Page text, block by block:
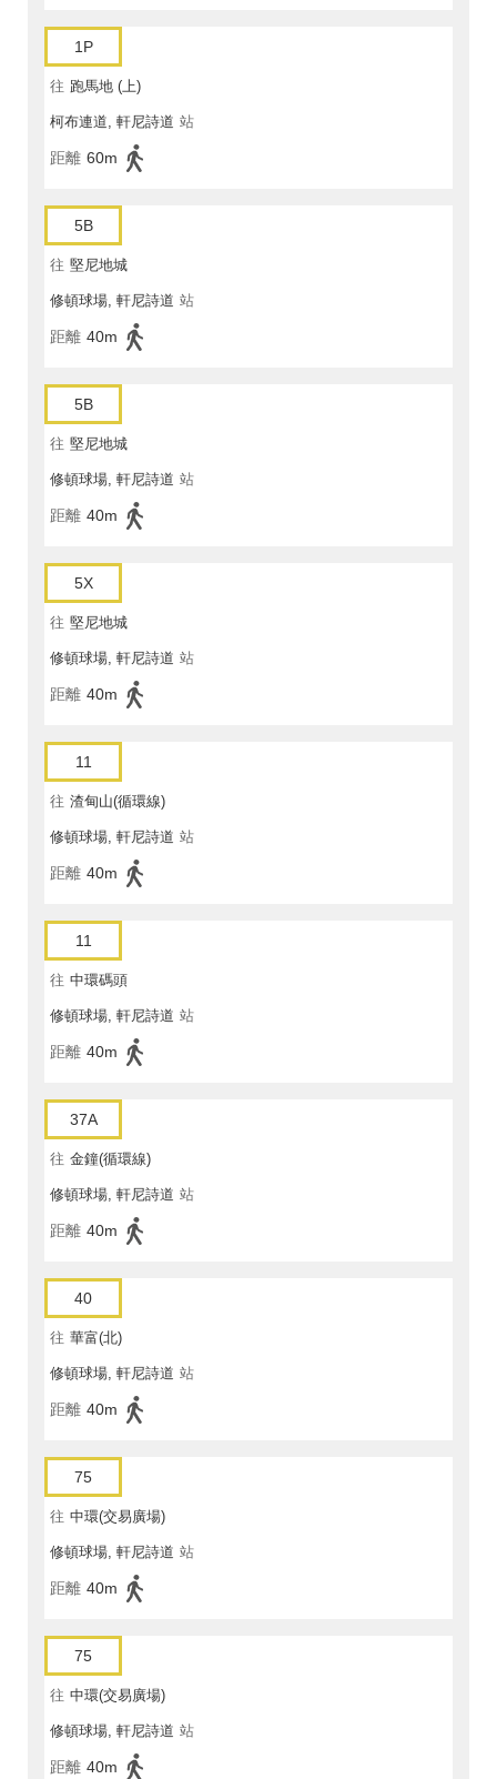
1P
往 跑馬地 (上)
柯布連道, 軒尼詩道 站
距離 60m
5B
往 堅尼地城
修頓球場, 軒尼詩道 站
距離 40m
5B
往 堅尼地城
修頓球場, 軒尼詩道 站
距離 40m
5X
往 堅尼地城
修頓球場, 軒尼詩道 站
距離 40m
11
往 渣甸山(循環線)
修頓球場, 軒尼詩道 站
距離 40m
11
往 中環碼頭
修頓球場, 軒尼詩道 站
距離 40m
37A
往 金鐘(循環線)
修頓球場, 軒尼詩道 站
距離 40m
40
往 華富(北)
修頓球場, 軒尼詩道 站
距離 40m
75
往 中環(交易廣場)
修頓球場, 軒尼詩道 站
距離 40m
75
往 中環(交易廣場)
修頓球場, 軒尼詩道 站
距離 40m